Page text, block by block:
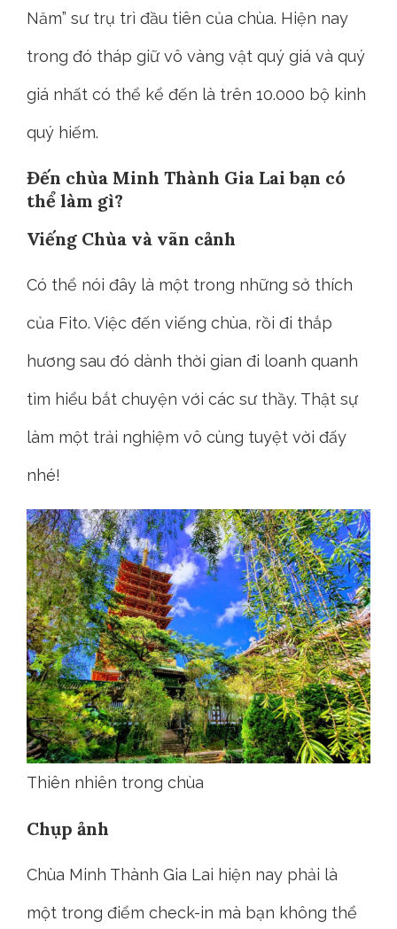
Năm” sư trụ trì đầu tiên của chùa. Hiện nay
trong đó tháp giữ vô vàng vật quý giá và quý
giá nhất có thể kể đến là trên 10.000 bộ kinh
quý hiếm.
Đến chùa Minh Thành Gia Lai bạn có
thể làm gì?
Viếng Chùa và vãn cảnh
Có thể nói đây là một trong những sở thích
của Fito. Việc đến viếng chùa, rồi đi thắp
hương sau đó dành thời gian đi loanh quanh
tìm hiểu bắt chuyện với các sư thầy. Thật sự
làm một trải nghiệm vô cùng tuyệt vời đấy
nhé!
Thiên nhiên trong chùa
Chụp ảnh
Chùa Minh Thành Gia Lai hiện nay phải là
một trong điểm check-in mà bạn không thể